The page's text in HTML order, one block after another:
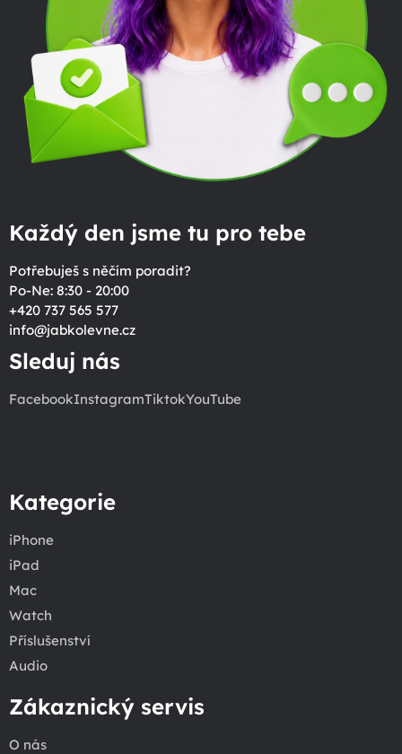
Každý den jsme tu pro tebe
Potřebuješ s něčím poradit?
Po-Ne: 8:30 - 20:00
+420 737 565 577
info@jabkolevne.cz
Sleduj nás
FacebookInstagramTiktokYouTube
Kategorie
iPhone
iPad
Mac
Watch
Příslušenství
Audio
Zákaznický servis
O nás